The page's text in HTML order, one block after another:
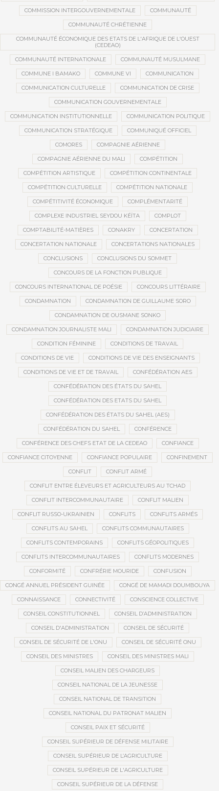
COMMISSION INTERGOUVERNEMENTALE COMMUNAUTÉ
COMMUNAUTÉ CHRÉTIENNE
COMMUNAUTÉ ÉCONOMIQUE DES ETATS DE L'AFRIQUE DE L'OUEST
(CEDEAO)
COMMUNAUTÉ INTERNATIONALE COMMUNAUTÉ MUSULMANE
COMMUNE I BAMAKO COMMUNE VI COMMUNICATION
COMMUNICATION CULTURELLE COMMUNICATION DE CRISE
COMMUNICATION GOUVERNEMENTALE
COMMUNICATION INSTITUTIONNELLE COMMUNICATION POLITIQUE
COMMUNICATION STRATÉGIQUE COMMUNIQUÉ OFFICIEL
COMORES COMPAGNIE AÉRIENNE
COMPAGNIE AÉRIENNE DU MALI COMPÉTITION
COMPÉTITION ARTISTIQUE COMPÉTITION CONTINENTALE
COMPÉTITION CULTURELLE COMPÉTITION NATIONALE
COMPÉTITIVITÉ ÉCONOMIQUE COMPLÉMENTARITÉ
COMPLEXE INDUSTRIEL SEYDOU KÉÏTA COMPLOT
COMPTABILITÉ-MATIÈRES CONAKRY CONCERTATION
CONCERTATION NATIONALE CONCERTATIONS NATIONALES
CONCLUSIONS CONCLUSIONS DU SOMMET
CONCOURS DE LA FONCTION PUBLIQUE
CONCOURS INTERNATIONAL DE POÉSIE CONCOURS LITTÉRAIRE
CONDAMNATION CONDAMNATION DE GUILLAUME SORO
CONDAMNATION DE OUSMANE SONKO
CONDAMNATION JOURNALISTE MALI CONDAMNATION JUDICIAIRE
CONDITION FÉMININE CONDITIONS DE TRAVAIL
CONDITIONS DE VIE CONDITIONS DE VIE DES ENSEIGNANTS
CONDITIONS DE VIE ET DE TRAVAIL CONFÉDÉRATION AES
CONFÉDÉRATION DES ÉTATS DU SAHEL
CONFÉDÉRATION DES ETATS DU SAHEL
CONFÉDÉRATION DES ÉTATS DU SAHEL (AES)
CONFÉDÉRATION DU SAHEL CONFÉRENCE
CONFÉRENCE DES CHEFS ETAT DE LA CEDEAO CONFIANCE
CONFIANCE CITOYENNE CONFIANCE POPULAIRE CONFINEMENT
CONFLIT CONFLIT ARMÉ
CONFLIT ENTRE ÉLEVEURS ET AGRICULTEURS AU TCHAD
CONFLIT INTERCOMMUNAUTAIRE CONFLIT MALIEN
CONFLIT RUSSO-UKRAINIEN CONFLITS CONFLITS ARMÉS
CONFLITS AU SAHEL CONFLITS COMMUNAUTAIRES
CONFLITS CONTEMPORAINS CONFLITS GÉOPOLITIQUES
CONFLITS INTERCOMMUNAUTAIRES CONFLITS MODERNES
CONFORMITÉ CONFRÉRIE MOURIDE CONFUSION
CONGÉ ANNUEL PRÉSIDENT GUINÉE CONGÉ DE MAMADI DOUMBOUYA
CONNAISSANCE CONNECTIVITÉ CONSCIENCE COLLECTIVE
CONSEIL CONSTITUTIONNEL CONSEIL D’ADMINISTRATION
CONSEIL D'ADMINISTRATION CONSEIL DE SÉCURITÉ
CONSEIL DE SÉCURITÉ DE L'ONU CONSEIL DE SÉCURITÉ ONU
CONSEIL DES MINISTRES CONSEIL DES MINISTRES MALI
CONSEIL MALIEN DES CHARGEURS
CONSEIL NATIONAL DE LA JEUNESSE
CONSEIL NATIONAL DE TRANSITION
CONSEIL NATIONAL DU PATRONAT MALIEN
CONSEIL PAIX ET SÉCURITÉ
CONSEIL SUPÉRIEUR DE DÉFENSE MILITAIRE
CONSEIL SUPÉRIEUR DE L’AGRICULTURE
CONSEIL SUPÉRIEUR DE L'AGRICULTURE
CONSEIL SUPÉRIEUR DE LA DÉFENSE